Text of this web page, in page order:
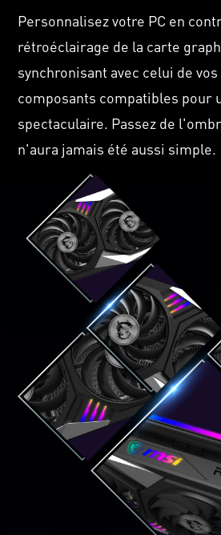
Personnalisez votre PC en
rétroéclairage de la carte
synchronisant avec celui de
composants compatibles pour
spectaculaire. Passez de
n'aura jamais été aussi simple.